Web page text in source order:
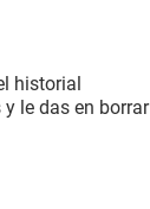
historial
le das en borrar